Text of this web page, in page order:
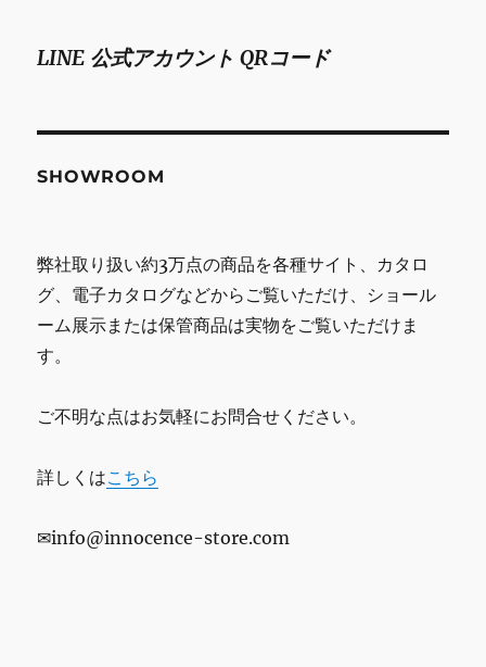
LINE 公式アカウント QRコード
SHOWROOM
弊社取り扱い約3万点の商品を各種サイト、カタロ
グ、電子カタログなどからご覧いただけ、ショール
ーム展示または保管商品は実物をご覧いただけま
す。
ご不明な点はお気軽にお問合せください。
詳しくはこちら
✉info@innocence-store.com